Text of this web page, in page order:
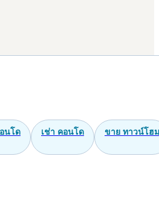
นโด เช่า คอนโด ขาย ทาวน์โฮม